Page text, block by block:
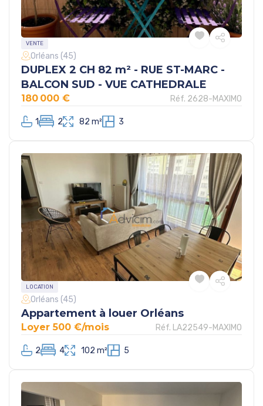
VENTE
Réf. 2628-MAXIMO
Orléans (45)
DUPLEX 2 CH 82 m² - RUE ST-MARC -
BALCON SUD - VUE CATHEDRALE
1 2 82 m² 3
180 000 €
LOCATION
Réf. LA22549-MAXIMO
Orléans (45)
Appartement à louer Orléans
2 4 102 m² 5
Loyer 500 €/mois